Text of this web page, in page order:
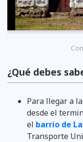
¿Qué debes
Para llegar a
desde el
el barrio de
Transporte